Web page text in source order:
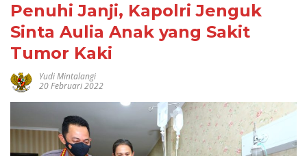
Penuhi Janji, Kapolri Jenguk
Sinta Aulia Anak yang Sakit
Tumor Kaki
Yudi Mintalangi
20 Februari 2022